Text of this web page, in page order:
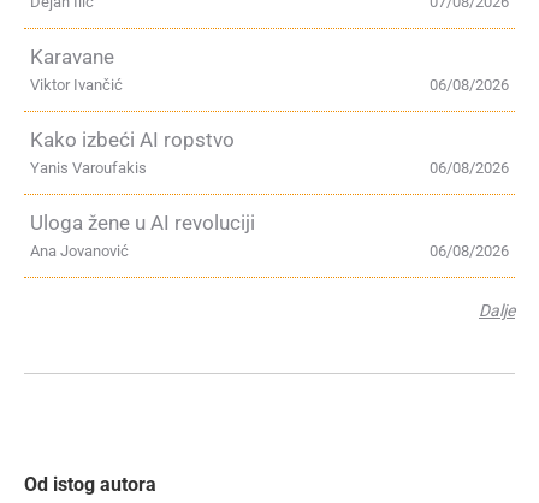
Karavane
06/08/2026
Viktor Ivančić
Kako izbeći AI ropstvo
06/08/2026
Yanis Varoufakis
Uloga žene u AI revoluciji
06/08/2026
Ana Jovanović
Dalje
Od istog autora